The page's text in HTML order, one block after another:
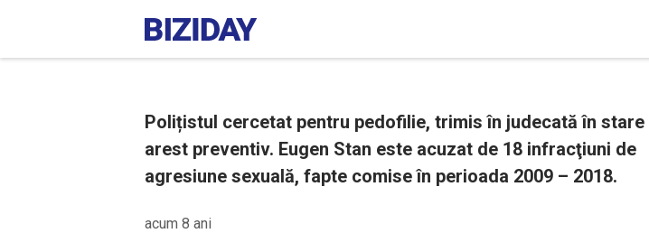
Polițistul cercetat pentru pedofilie, trimis în judecată în stare
arest preventiv. Eugen Stan este acuzat de 18 infracţiuni de
agresiune sexuală, fapte comise în perioada 2009 – 2018.
acum 8 ani